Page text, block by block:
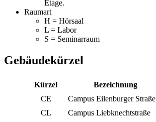
Etage.
Raumart
H = Hörsaal
L = Labor
S = Seminarraum
Gebäudekürzel
Kürzel Bezeichnung
CE
Campus Eilenburger Straße
CL
Campus Liebknechtstraße